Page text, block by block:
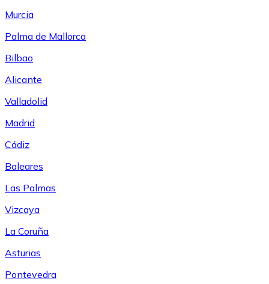
Murcia
Palma de Mallorca
Bilbao
Alicante
Valladolid
Madrid
Cádiz
Baleares
Las Palmas
Vizcaya
La Coruña
Asturias
Pontevedra